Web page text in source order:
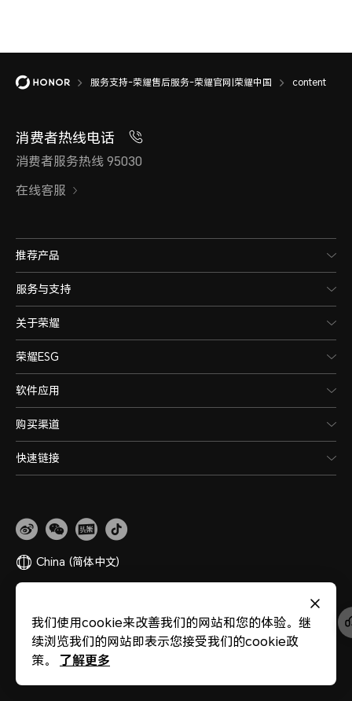
服务支持-荣耀售后服务-荣耀官网|荣耀中国 content
消费者热线电话
消费者服务热线 95030
在线客服
推荐产品
服务与支持
关于荣耀
荣耀ESG
软件应用
购买渠道
快速链接
China (简体中文)
版权所有 © 荣耀终端股份有限公司 2020-2026 保留一切权利。
44030002002883
粤ICP备20047157号
我们使用cookie来改善我们的网站和您的体验。继
续浏览我们的网站即表示您接受我们的cookie政
策。
了解更多